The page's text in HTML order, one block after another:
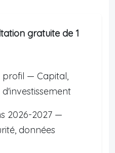
gratuite de 1
profil — Capital,
2026-2027 —
données